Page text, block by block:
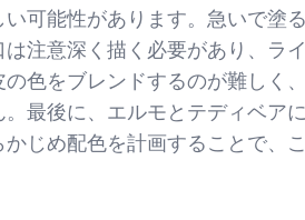
可能性があります。急いで塗
注意深く描く必要があり、ラ
色をブレンドするのが難しく
最後に、エルモとテディベア
じめ配色を計画することで、